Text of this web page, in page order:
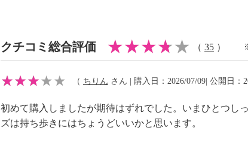
クチコミ総合評価 （ 35 ）
（ ちりん さん | 購入日：2026/07/09| 公開日：
初めて購入しましたが期待はずれでした。いまひとつし
ズは持ち歩きにはちょうどいいかと思います。